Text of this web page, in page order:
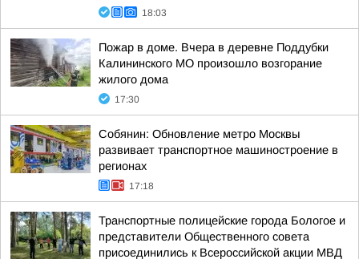
18:03
Пожар в доме. Вчера в деревне Поддубки
Калининского МО произошло возгорание
жилого дома
17:30
Собянин: Обновление метро Москвы
развивает транспортное машиностроение в
регионах
17:18
Транспортные полицейские города Бологое и
представители Общественного совета
присоединились к Всероссийской акции МВД